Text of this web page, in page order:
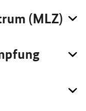
(MLZ)